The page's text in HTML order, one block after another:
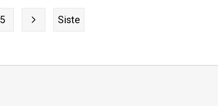
mener seniorrådgiver Vilde Graff Senje
hos Foreningen Sex og Politikk.
5 Siste